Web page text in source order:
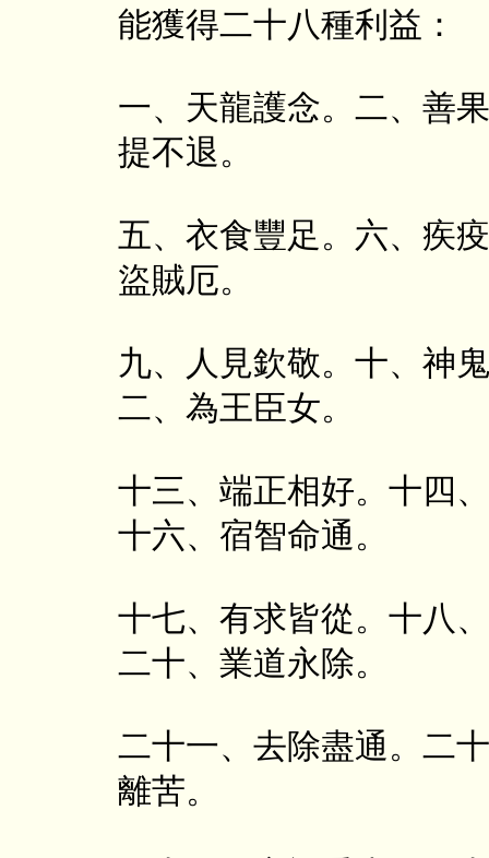
能獲得二十八種利益：
一、天龍護念。二、善
提不退。
五、衣食豐足。六、疾
盜賊厄。
九、人見欽敬。十、神
二、為王臣女。
十三、端正相好。十四
十六、宿智命通。
十七、有求皆從。十八
二十、業道永除。
二十一、去除盡通。二
離苦。